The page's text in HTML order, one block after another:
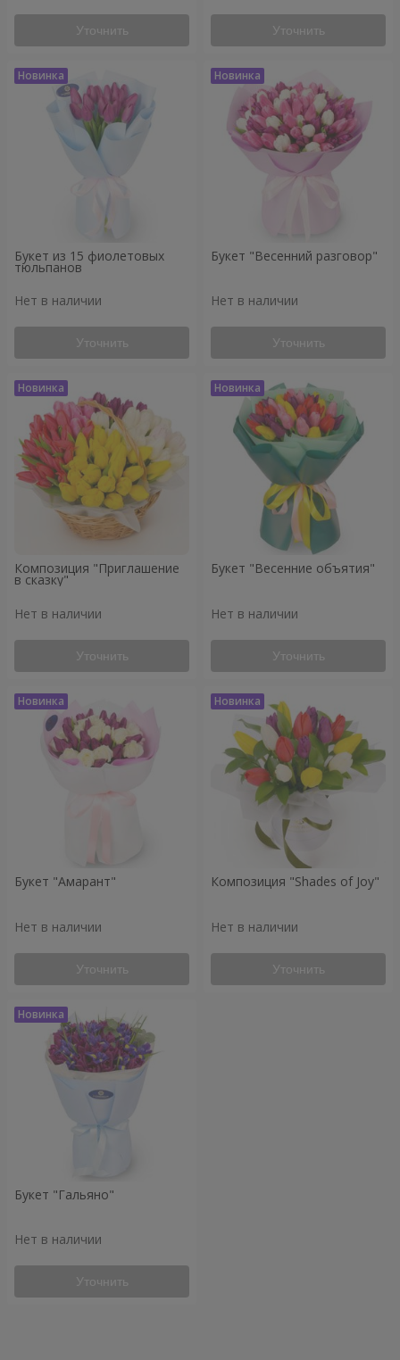
Уточнить Уточнить
Букет из 15 фиолетовых
тюльпанов
Нет в наличии
Уточнить
Букет "Весенний разговор"
Нет в наличии
Уточнить
Композиция "Приглашение
в сказку"
Нет в наличии
Уточнить
Букет "Весенние объятия"
Нет в наличии
Уточнить
Букет "Амарант"
Нет в наличии
Уточнить
Композиция "Shades of Joy"
Нет в наличии
Уточнить
Букет "Гальяно"
Нет в наличии
Уточнить